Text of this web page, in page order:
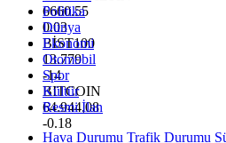
6660.55
0.03
BİST100
13.779
-14
BITCOIN
64.944,08
-0.18
Politika
Dünya
Ekonomi
Otomobil
Spor
Kültür
Resmi İlan
Hava Durumu Trafik Durumu